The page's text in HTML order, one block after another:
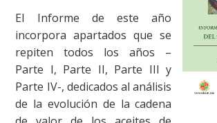
El Informe de este año
incorpora apartados que se
repiten todos los años –
Parte I, Parte II, Parte III y
Parte IV-, dedicados al análisis
de la evolución de la cadena